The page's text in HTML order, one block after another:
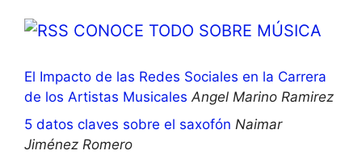
CONOCE TODO SOBRE MÚSICA
El Impacto de las Redes Sociales en la Carrera
de los Artistas Musicales Angel Marino Ramirez
5 datos claves sobre el saxofón Naimar
Jiménez Romero